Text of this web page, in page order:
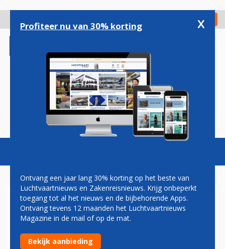
gaan
Check in
Magazine Podcasts Vacatures
FAA MAAKT ZICH ZORGEN
OVER DRONES BIJ
LUCHTHAVENS
Profiteer nu van 30% korting x
Ontvang een jaar lang 30% korting op het beste van
Luchtvaartnieuws en Zakenreisnieuws. Krijg onbeperkt
toegang tot al het nieuws en de bijbehorende Apps.
Ontvang tevens 12 maanden het Luchtvaartnieuws
Magazine in de mail of op de mat.
Bekijk aanbieding